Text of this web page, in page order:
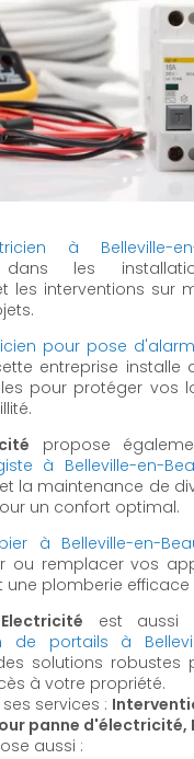
à Belleville-
dans les
les interventions sur
pour pose
entreprise installe
pour protéger vos
propose
à Belleville-en-
et la maintenance de
un confort optimal.
à Belleville-en-
ou remplacer vos
une plomberie efficace
est aussi
de portails à
solutions robustes
à votre propriété.
services :
panne d'électricité,
aussi :